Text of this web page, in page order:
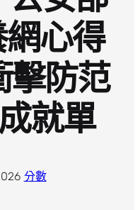
心得
防范
就單
· 分數